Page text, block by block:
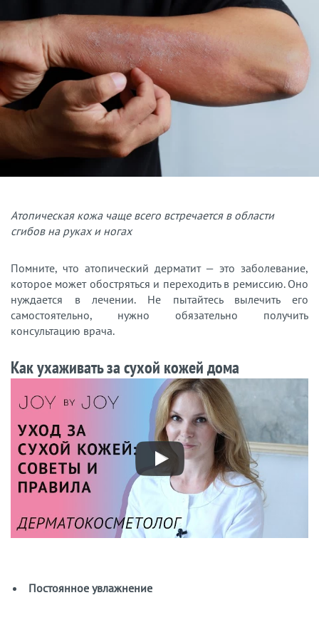
Атопическая кожа чаще всего встречается в области
сгибов на руках и ногах
Помните, что атопический дерматит — это заболевание,
которое может обостряться и переходить в ремиссию. Оно
нуждается в лечении. Не пытайтесь вылечить его
самостоятельно, нужно обязательно получить
консультацию врача.
Как ухаживать за сухой кожей дома
Постоянное увлажнение